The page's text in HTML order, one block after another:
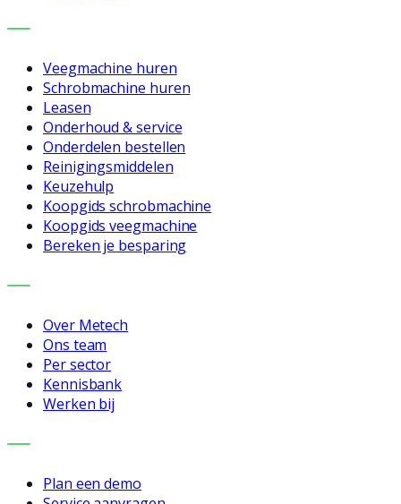
DIENSTEN
Veegmachine huren
Schrobmachine huren
Leasen
Onderhoud & service
Onderdelen bestellen
Reinigingsmiddelen
Keuzehulp
Koopgids schrobmachine
Koopgids veegmachine
Bereken je besparing
BEDRIJF
Over Metech
Ons team
Per sector
Kennisbank
Werken bij
CONTACT
Plan een demo